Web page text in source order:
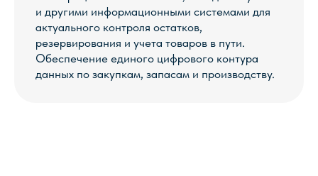
и другими информационными системами для
актуального контроля остатков,
резервирования и учета товаров в пути.
Обеспечение единого цифрового контура
данных по закупкам, запасам и производству.